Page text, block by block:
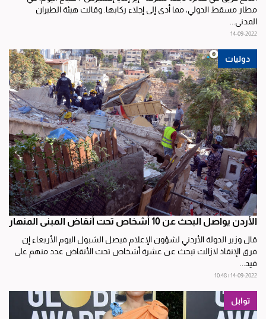
مطار مسقط الدولي، مما أدى إلى إجلاء ركابها. وقالت هيئة الطيران
المدني...
14-09-2022
دوليات
الأردن يواصل البحث عن 10 أشخاص تحت أنقاض المبنى المنهار
قال وزير الدولة الأردني لشؤون الإعلام فيصل الشبول اليوم الأربعاء إن
فرق الإنقاذ لازالت تبحث عن عشرة أشخاص تحت الأنقاض عدد منهم على
قيد...
14-09-2022 | 10:48
توابل